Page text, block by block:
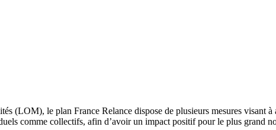
(LOM), le plan France Relance dispose de plusieurs mesures visant
comme collectifs, afin d’avoir un impact positif pour le plus grand